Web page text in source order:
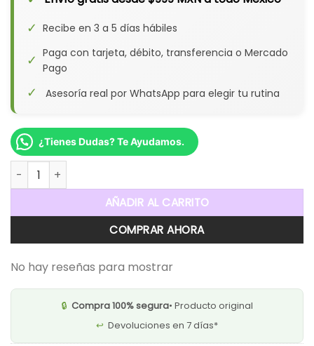
✓ Recibe en 3 a 5 días hábiles
✓ Paga con tarjeta, débito, transferencia o Mercado
Pago
✓ Asesoría real por WhatsApp para elegir tu rutina
¿Tienes Dudas? Te Ayudamos.
Kit Capilar Hidratación Y Brillo Pyt cantidad
AÑADIR AL CARRITO
COMPRAR AHORA
No hay reseñas para mostrar
🔒 Compra 100% segura• Producto original
↩️ Devoluciones en 7 días*